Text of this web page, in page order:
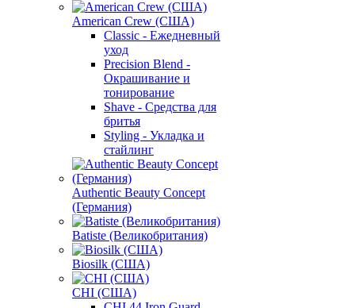
American Crew (США)
Classic - Ежедневный
уход
Precision Blend -
Окрашивание и
тонирование
Shave - Средства для
бритья
Styling - Укладка и
стайлинг
Authentic Beauty Concept
(Германия)
Batiste (Великобритания)
Biosilk (США)
CHI (США)